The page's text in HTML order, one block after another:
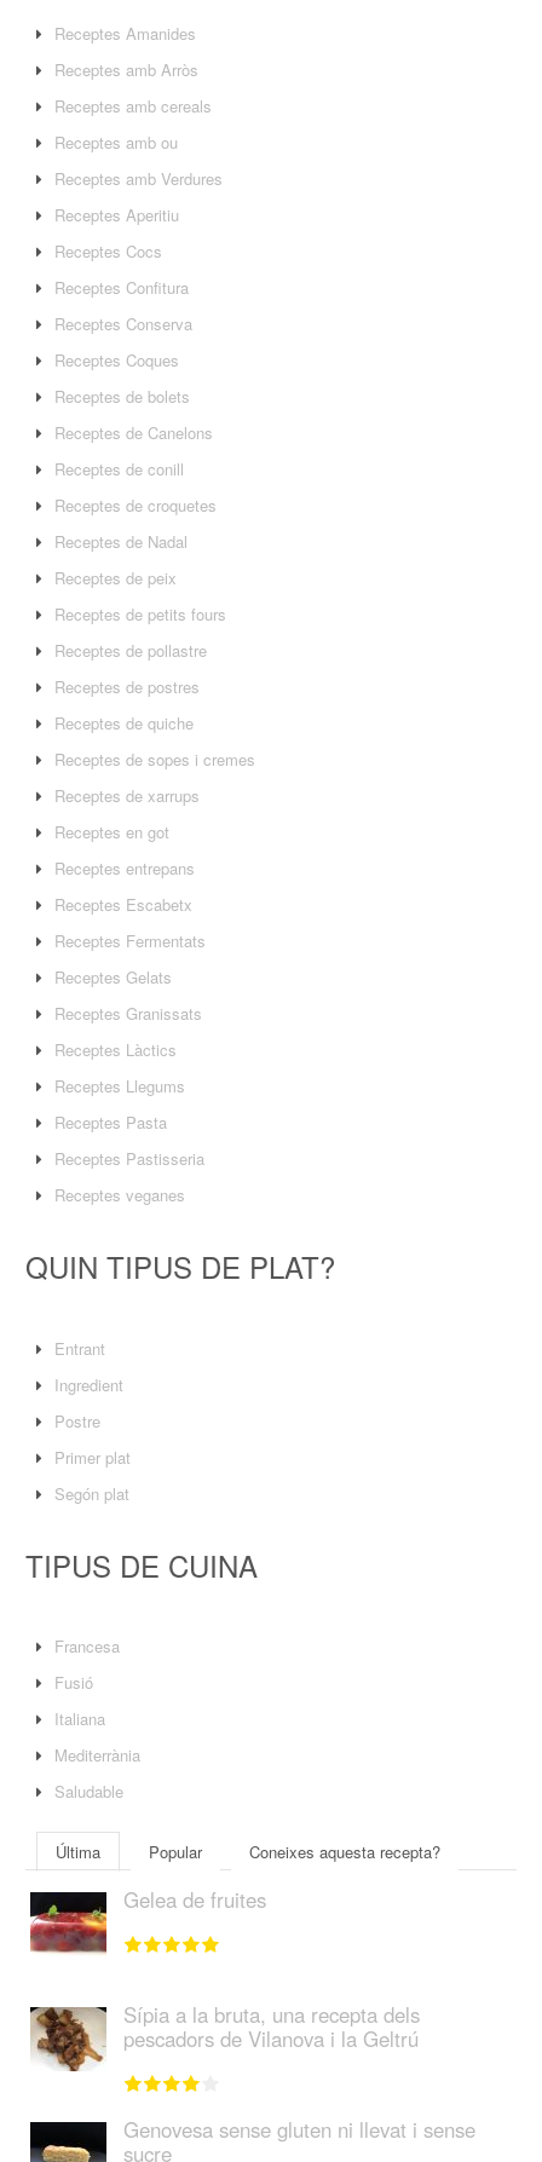
Receptes Amanides
Receptes amb Arròs
Receptes amb cereals
Receptes amb ou
Receptes amb Verdures
Receptes Aperitiu
Receptes Cocs
Receptes Confitura
Receptes Conserva
Receptes Coques
Receptes de bolets
Receptes de Canelons
Receptes de conill
Receptes de croquetes
Receptes de Nadal
Receptes de peix
Receptes de petits fours
Receptes de pollastre
Receptes de postres
Receptes de quiche
Receptes de sopes i cremes
Receptes de xarrups
Receptes en got
Receptes entrepans
Receptes Escabetx
Receptes Fermentats
Receptes Gelats
Receptes Granissats
Receptes Làctics
Receptes Llegums
Receptes Pasta
Receptes Pastisseria
Receptes veganes
QUIN TIPUS DE PLAT?
Entrant
Ingredient
Postre
Primer plat
Segón plat
TIPUS DE CUINA
Francesa
Fusió
Italiana
Mediterrània
Saludable
Última Popular Coneixes aquesta recepta?
Gelea de fruites
Sípia a la bruta, una recepta dels
pescadors de Vilanova i la Geltrú
Genovesa sense gluten ni llevat i sense
sucre